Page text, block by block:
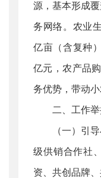
源，基本形成
务网络。农业
亿亩（含复种
亿元，农产品
务优势，带动小
二、工作
（一）引
级供销合作社
资、共创品牌